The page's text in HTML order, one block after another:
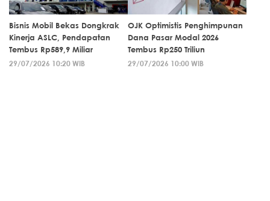
Bisnis Mobil Bekas Dongkrak
Kinerja ASLC, Pendapatan
Tembus Rp589,9 Miliar
29/07/2026 10:20 WIB
OJK Optimistis Penghimpunan
Dana Pasar Modal 2026
Tembus Rp250 Triliun
29/07/2026 10:00 WIB